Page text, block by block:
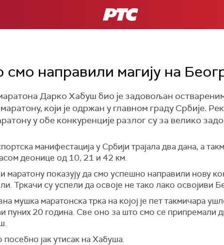
РТС
смо направили магију на
Дарко Хабуш био је задовољан
који је одржан у главном граду Србије.
у обе конкуренције разлог су за велико
манифестација у Србији трајала два дана, а
деонице од 10, 21 и 42 км.
маратону показују да смо успешно направили нову
Тркачи су успели да освоје не тако лако освојиви
мушка маратонска трка на којој је пет такмичара
пуних 20 година. Све оно за што смо се припремали
посебно јак утисак на Хабуша.